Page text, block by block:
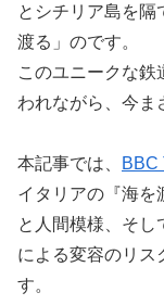
とシチリア島を隔
渡る」のです。
このユニークな鉄
われながら、今ま
本記事では、 BBC
イタリアの『海を
と人間模様、そし
による変容のリス
す。